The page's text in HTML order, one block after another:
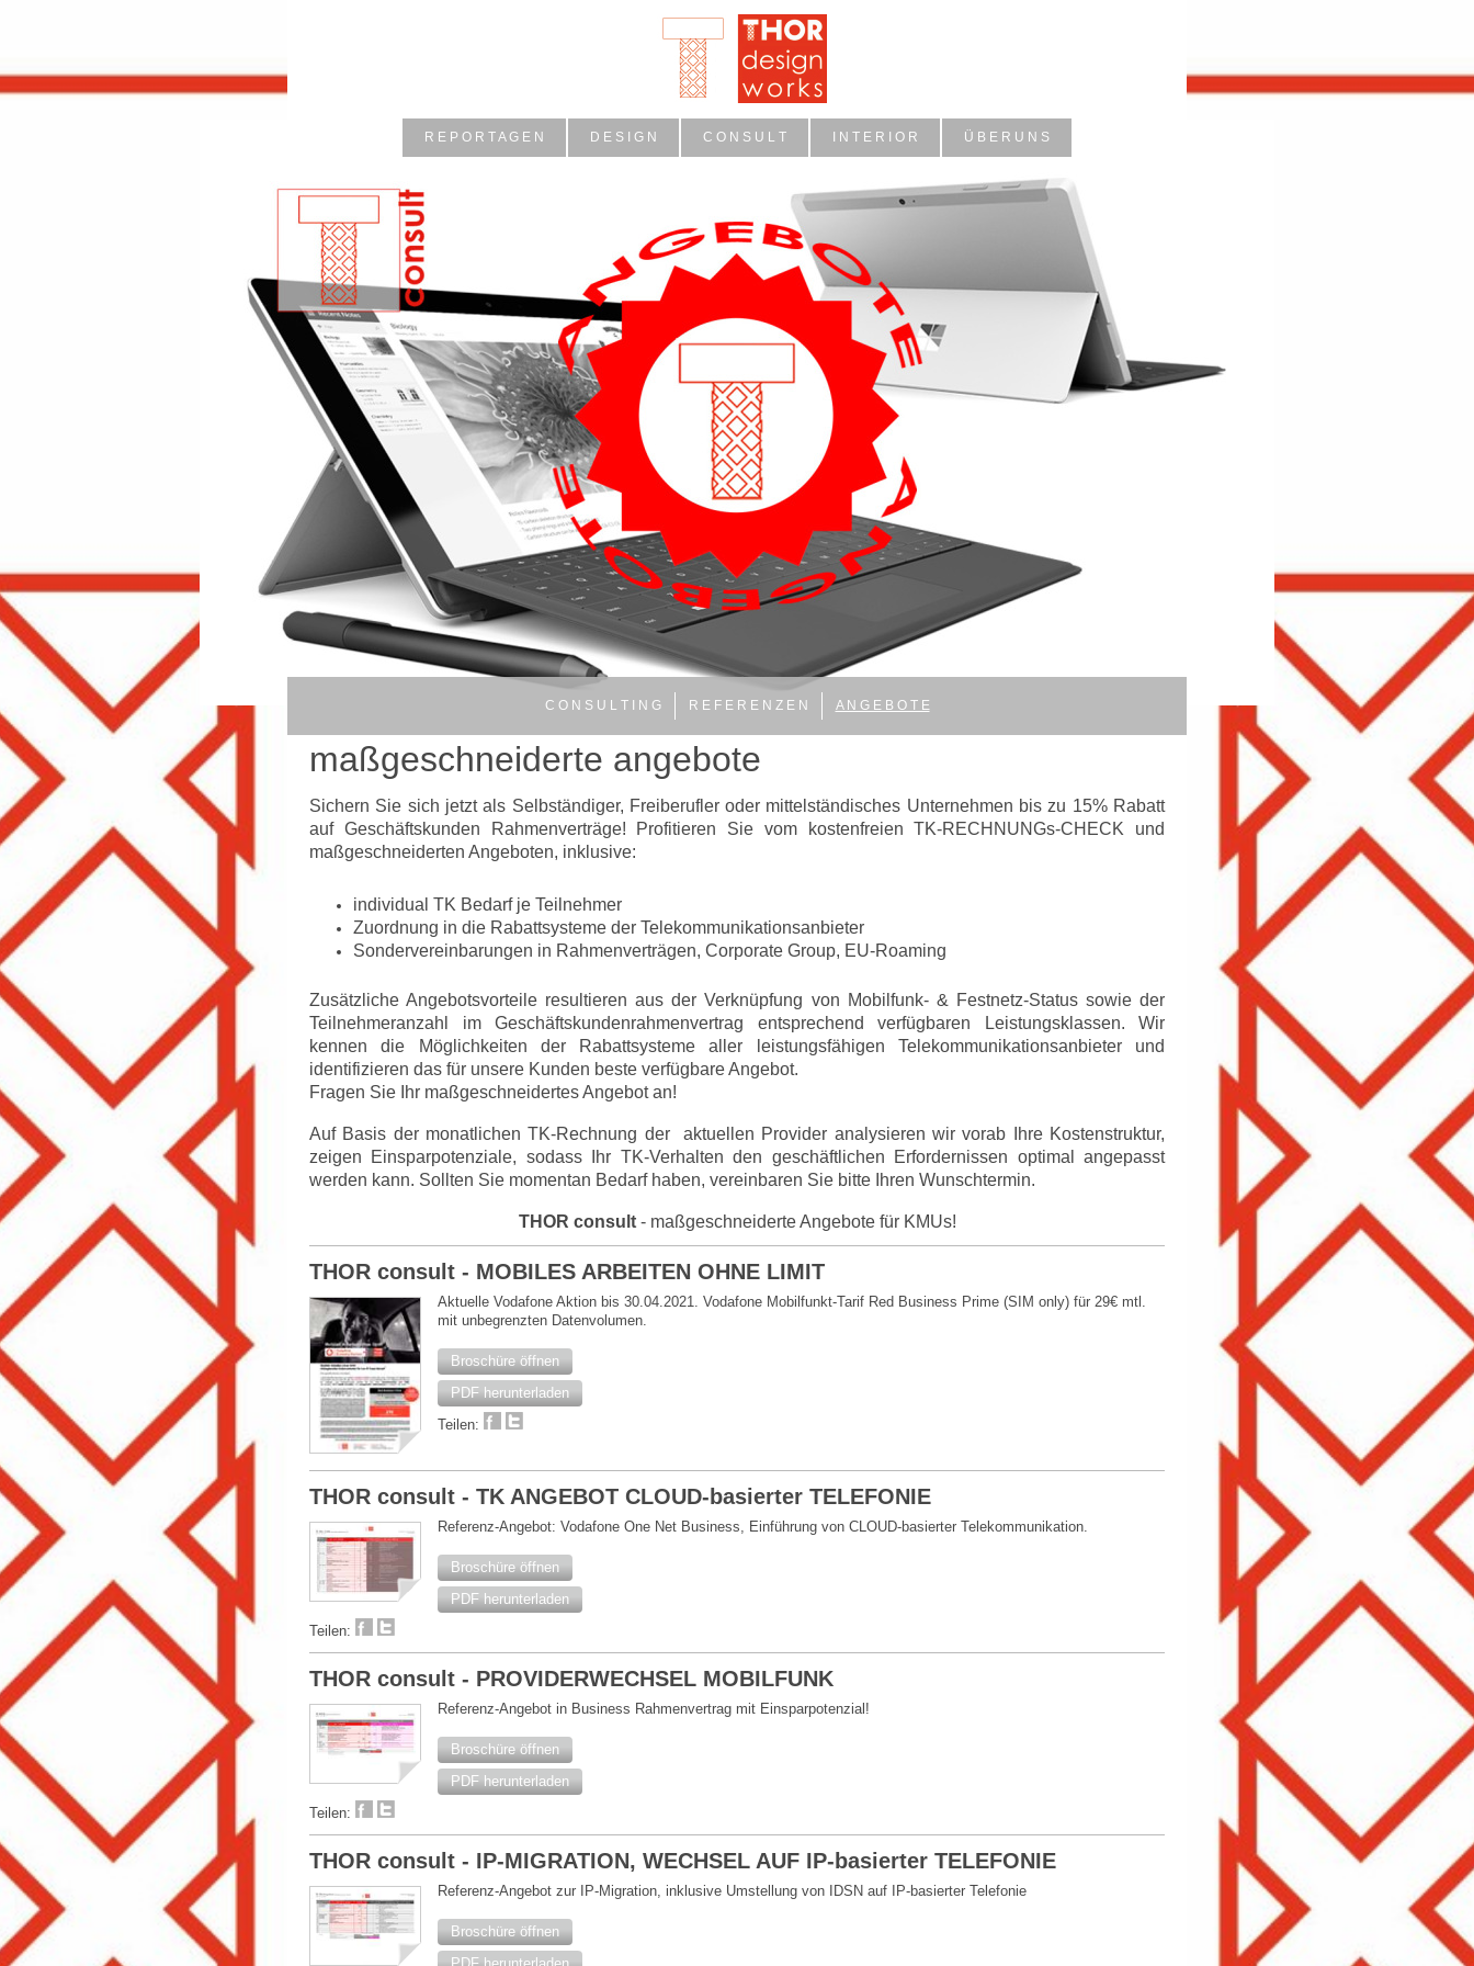
R E P O R T A G E N D E S I G N C O N S U L T I N T E R I O R Ü B E R U N S
C O N S U L T I N G R E F E R E N Z E N A N G E B O T E
maßgeschneiderte angebote
Sichern Sie sich jetzt als Selbständiger, Freiberufler oder mittelständisches Unternehmen bis zu 15% Rabatt
auf Geschäftskunden Rahmenverträge! Profitieren Sie vom kostenfreien TK-RECHNUNGs-CHECK und
maßgeschneiderten Angeboten, inklusive:
individual TK Bedarf je Teilnehmer
Zuordnung in die Rabattsysteme der Telekommunikationsanbieter
Sondervereinbarungen in Rahmenverträgen, Corporate Group, EU-Roaming
Zusätzliche Angebotsvorteile resultieren aus der Verknüpfung von Mobilfunk- & Festnetz-Status sowie der
Teilnehmeranzahl im Geschäftskundenrahmenvertrag entsprechend verfügbaren Leistungsklassen. Wir
kennen die Möglichkeiten der Rabattsysteme aller leistungsfähigen Telekommunikationsanbieter und
identifizieren das für unsere Kunden beste verfügbare Angebot.
Fragen Sie Ihr maßgeschneidertes Angebot an!
Auf Basis der monatlichen TK-Rechnung der aktuellen Provider analysieren wir vorab Ihre Kostenstruktur,
zeigen Einsparpotenziale, sodass Ihr TK-Verhalten den geschäftlichen Erfordernissen optimal angepasst
werden kann. Sollten Sie momentan Bedarf haben, vereinbaren Sie bitte Ihren Wunschtermin.
THOR consult- maßgeschneiderte Angebote für KMUs!
THOR consult - MOBILES ARBEITEN OHNE LIMIT
Aktuelle Vodafone Aktion bis 30.04.2021. Vodafone Mobilfunkt-Tarif Red Business Prime (SIM only) für 29€ mtl.
mit unbegrenzten Datenvolumen.
Broschüre öffnen
PDF herunterladen
Teilen:
THOR consult - TK ANGEBOT CLOUD-basierter TELEFONIE
Referenz-Angebot: Vodafone One Net Business, Einführung von CLOUD-basierter Telekommunikation.
Broschüre öffnen
PDF herunterladen
Teilen:
THOR consult - PROVIDERWECHSEL MOBILFUNK
Referenz-Angebot in Business Rahmenvertrag mit Einsparpotenzial!
Broschüre öffnen
PDF herunterladen
Teilen:
THOR consult - IP-MIGRATION, WECHSEL AUF IP-basierter TELEFONIE
Referenz-Angebot zur IP-Migration, inklusive Umstellung von IDSN auf IP-basierter Telefonie
Broschüre öffnen